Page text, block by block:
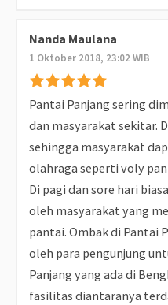
Nanda Maulana
1 Oktober 2018, 23:02 WIB
Pantai Panjang sering
dan masyarakat sekitar.
sehingga masyarakat
olahraga seperti voly
Di pagi dan sore hari
oleh masyarakat yang
pantai. Ombak di Pantai
oleh para pengunjung
Panjang yang ada di
fasilitas diantaranya